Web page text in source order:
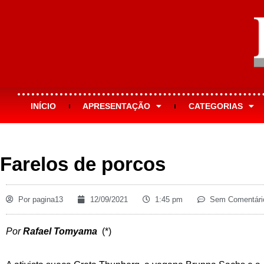
INÍCIO APRESENTAÇÃO CATEGORIAS
Farelos de porcos
Por pagina13 12/09/2021 1:45 pm Sem
PorRafael Tomyama (*)